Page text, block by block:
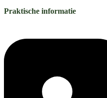
Praktische informatie